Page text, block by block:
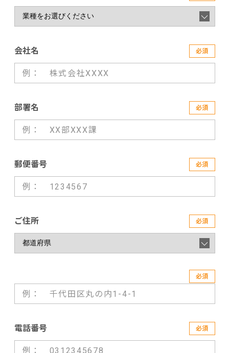
会社名 必須
部署名 必須
郵便番号 必須
ご住所 必須
必須
電話番号 必須